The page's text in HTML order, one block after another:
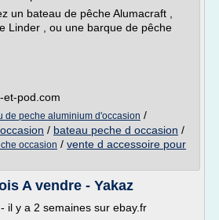
un bateau de pêche Alumacraft ,
Linder , ou une barque de pêche
et-pod.com
de peche aluminium d'occasion /
/ bateau peche d occasion /
occasion / vente d accessoire pour
A vendre - Yakaz
il y a 2 semaines sur ebay.fr